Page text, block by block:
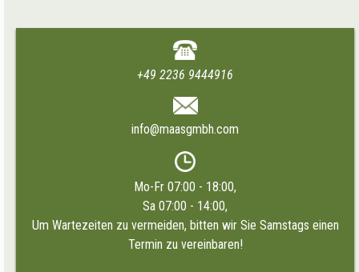
+49 2236 9444916
info@maasgmbh.com
Mo-Fr 07:00 - 18:00,
Sa 07:00 - 14:00,
Um Wartezeiten zu vermeiden, bitten wir Sie Samstags einen
Termin zu vereinbaren!